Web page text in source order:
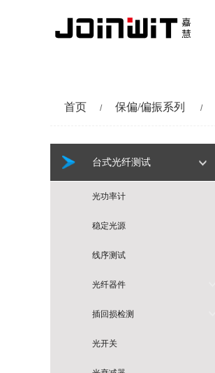
首页 / 保偏/偏振系列 /
台式光纤测试
光功率计
稳定光源
线序测试
光纤器件
插回损检测
光开关